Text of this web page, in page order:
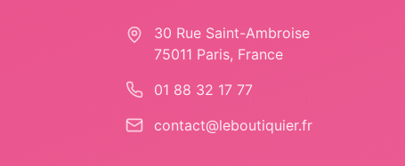
30 Rue Saint-Ambroise
75011 Paris, France
01 88 32 17 77
contact@leboutiquier.fr